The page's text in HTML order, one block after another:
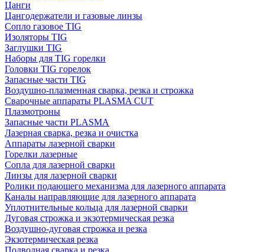
Цанги
Цангодержатели и газовые линзы
Сопло газовое TIG
Изоляторы TIG
Заглушки TIG
Наборы для TIG горелки
Головки TIG горелок
Запасные части TIG
Воздушно-плазменная сварка, резка и строжка
Сварочные аппараты PLASMA CUT
Плазмотроны
Запасные части PLASMA
Лазерная сварка, резка и очистка
Аппараты лазерной сварки
Горелки лазерные
Сопла для лазерной сварки
Линзы для лазерной сварки
Ролики подающего механизма для лазерного аппарата
Каналы направляющие для лазерного аппарата
Уплотнительные кольца для лазерной сварки
Дуговая строжка и экзотермическая резка
Воздушно-дуговая строжка и резка
Экзотермическая резка
Подводная сварка и резка